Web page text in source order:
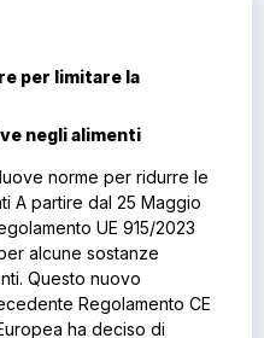
per limitare la
negli alimenti
norme per ridurre le
A partire dal 25 Maggio
UE 915/2023
alcune sostanze
Questo nuovo
Regolamento CE
ha deciso di